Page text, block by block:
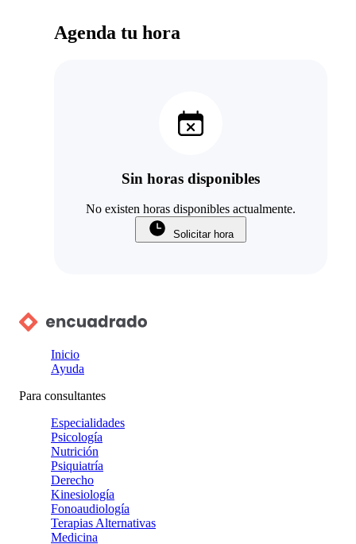
Agenda tu hora
Sin horas disponibles
No existen horas disponibles actualmente.
Solicitar hora
Inicio
Ayuda
Para consultantes
Especialidades
Psicología
Nutrición
Psiquiatría
Derecho
Kinesiología
Fonoaudiología
Terapias Alternativas
Medicina